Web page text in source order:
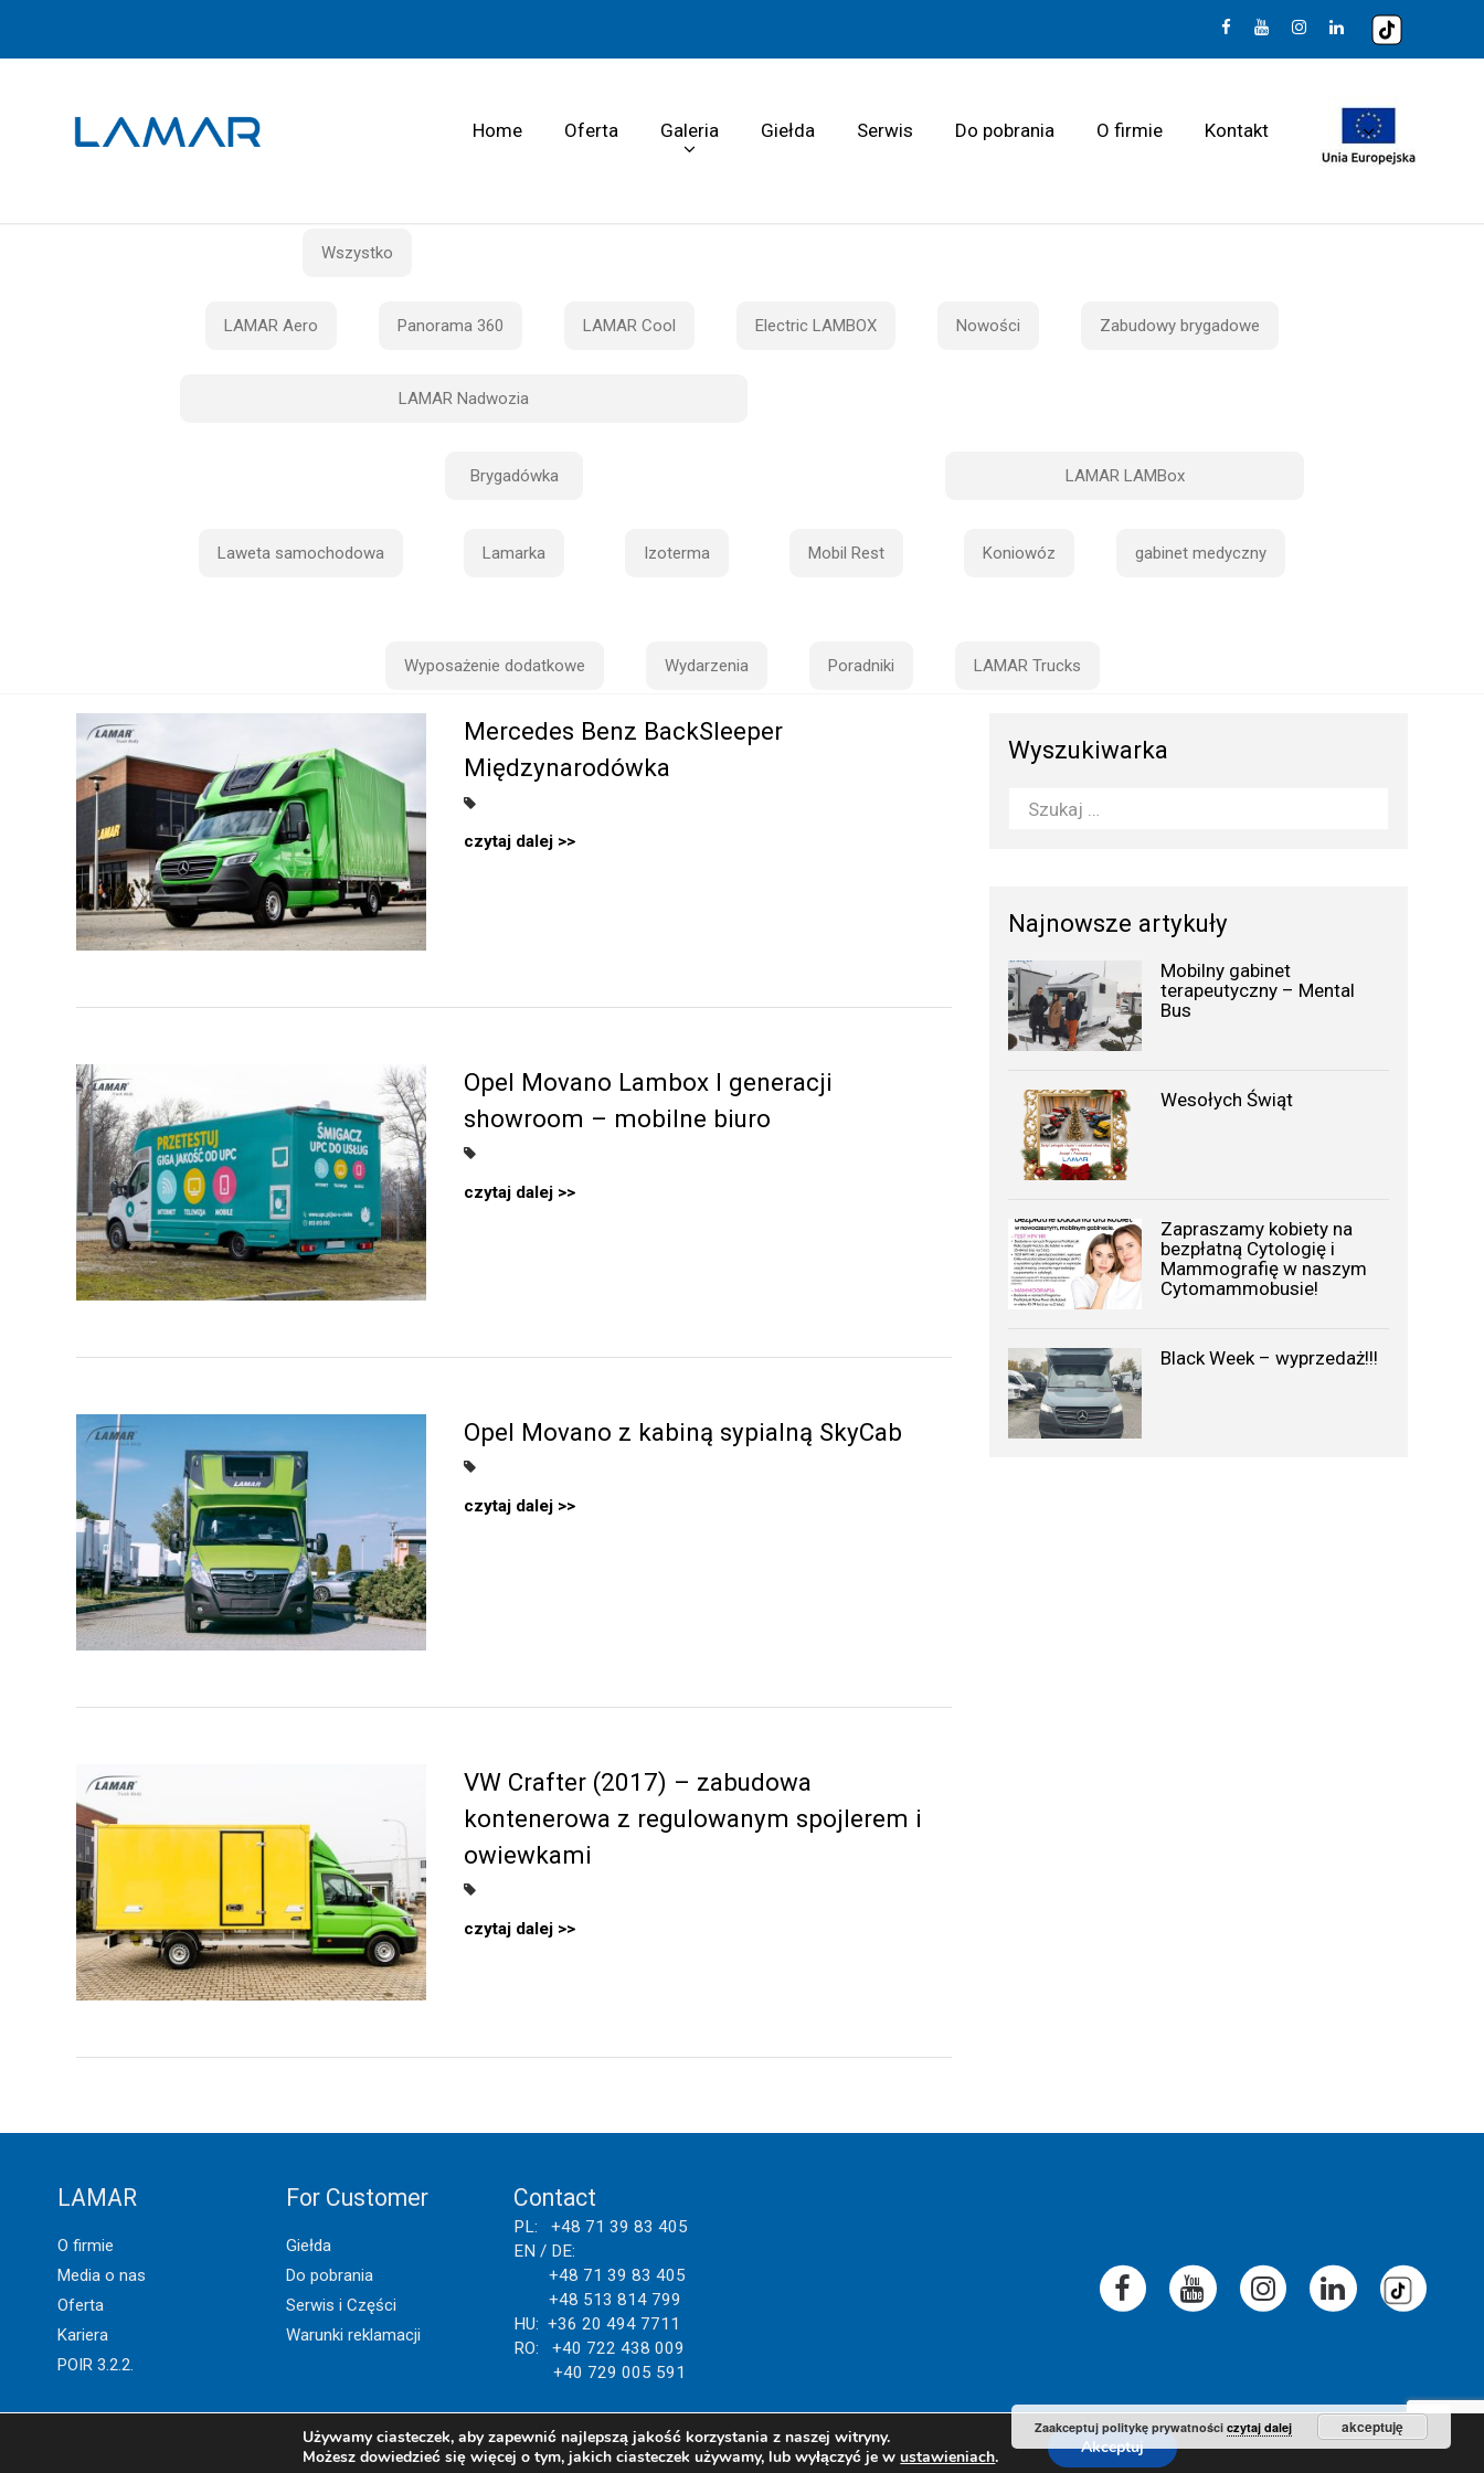
Home Oferta Galeria Giełda Serwis Do pobrania O firmie Kontakt
Wszystko
LAMAR Aero Panorama 360 LAMAR Cool Electric LAMBOX Nowości Zabudowy brygadowe
LAMAR Nadwozia
Laweta samochodowa
Brygadówka
Lamarka Izoterma Mobil Rest
LAMAR LAMBox
Koniowóz gabinet medyczny
Wyposażenie dodatkowe Wydarzenia Poradniki LAMAR Trucks
Mercedes Benz BackSleeper
Międzynarodówka
czytaj dalej
Opel Movano Lambox I generacji
showroom – mobilne biuro
czytaj dalej
Opel Movano z kabiną sypialną SkyCab
czytaj dalej
VW Crafter (2017) – zabudowa
kontenerowa z regulowanym spojlerem i
owiewkami
czytaj dalej
Wyszukiwarka
Najnowsze artykuły
Mobilny gabinet
terapeutyczny – Mental
Bus
Wesołych Świąt
Zapraszamy kobiety na
bezpłatną Cytologię i
Mammografię w naszym
Cytomammobusie!
Black Week – wyprzedaż!!!
LAMAR
O firmie
Media o nas
Oferta
Kariera
POIR 3.2.2.
For Customer
Giełda
Do pobrania
Serwis i Części
Warunki reklamacji
Contact
PL: +48 71 39 83 405
EN / DE:
+48 71 39 83 405
+48 513 814 799
HU: +36 20 494 7711
RO: +40 722 438 009
+40 729 005 591
Używamy ciasteczek, aby zapewnić najlepszą jakość korzystania z naszej witryny.
Możesz dowiedzieć się więcej o tym, jakich ciasteczek używamy, lub wyłączyć je wustawieniach. Akceptuj
Zaakceptuj politykę prywatności czytaj dalej akceptuję